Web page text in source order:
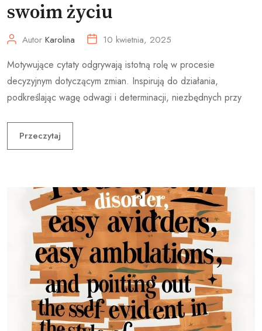
swoim życiu
Autor Karolina 10 kwietnia, 2025
Motywujące cytaty odgrywają istotną rolę w procesie
decyzyjnym dotyczącym zmian. Inspirują do działania,
podkreślając wagę odwagi i determinacji, niezbędnych przy
Przeczytaj